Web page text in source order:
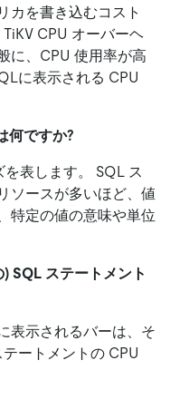
カを書き込むコスト
CPU オーバーヘ
に、CPU 使用率が高
に表示される CPU
何ですか?
表します。 SQL ス
ソースが多いほど、値
特定の値の意味や単位
SQL ステートメント
表示されるバーは、そ
ートメントの CPU